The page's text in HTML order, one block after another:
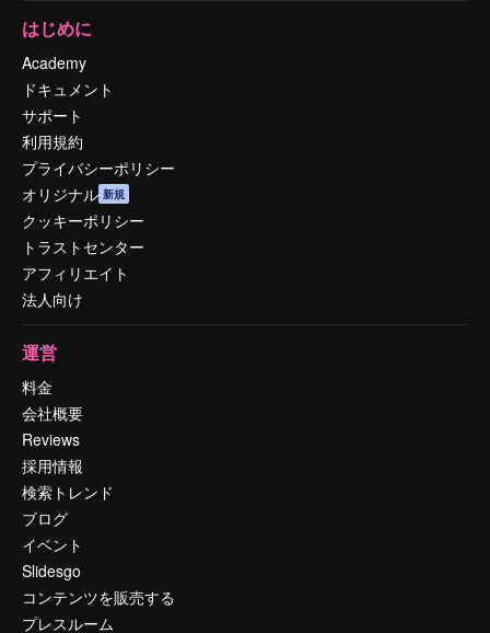
はじめに
Academy
ドキュメント
サポート
利用規約
プライバシーポリシー
オリジナル 新規
クッキーポリシー
トラストセンター
アフィリエイト
法人向け
運営
料金
会社概要
Reviews
採用情報
検索トレンド
ブログ
イベント
Slidesgo
コンテンツを販売する
プレスルーム